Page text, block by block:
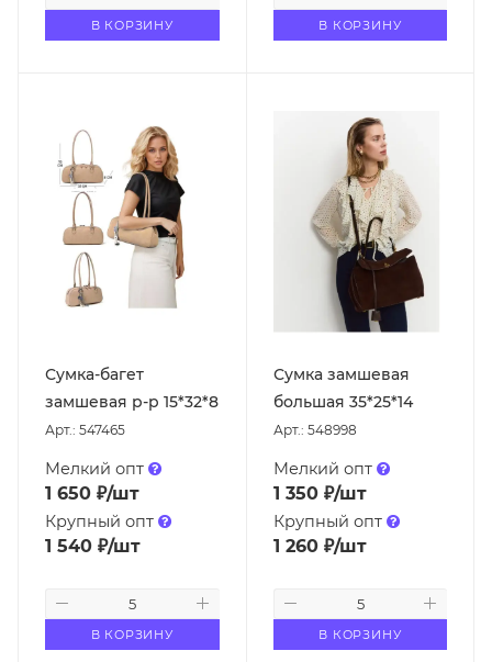
В КОРЗИНУ В КОРЗИНУ
Сумка-багет
замшевая р-р 15*32*8
Арт.: 547465
Мелкий опт
1 650 ₽/шт
Крупный опт
1 540 ₽/шт
В КОРЗИНУ
Сумка замшевая
большая 35*25*14
Арт.: 548998
Мелкий опт
1 350₽/шт
Крупный опт
1 260₽/шт
В КОРЗИНУ